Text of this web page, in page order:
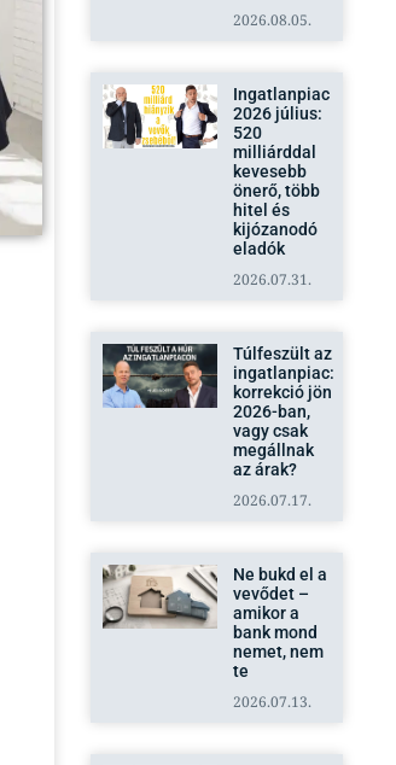
2026.08.05.
Ingatlanpiac
2026 július:
520
milliárddal
kevesebb
önerő, több
hitel és
kijózanodó
eladók
2026.07.31.
Túlfeszült az
ingatlanpiac:
korrekció jön
2026-ban,
vagy csak
megállnak
az árak?
2026.07.17.
Ne bukd el a
vevődet –
amikor a
bank mond
nemet, nem
te
2026.07.13.